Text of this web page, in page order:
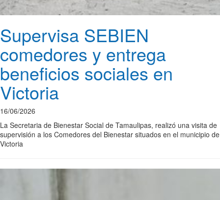
Supervisa SEBIEN
comedores y entrega
beneficios sociales en
Victoria
16/06/2026
La Secretaria de Bienestar Social de Tamaulipas, realizó una visita de
supervisión a los Comedores del Bienestar situados en el municipio de
Victoria